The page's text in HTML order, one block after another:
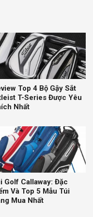
Top 4 Bộ Gậy Sắt
T-Series Được Yêu
Nhất
Golf Callaway: Đặc
Và Top 5 Mẫu Túi
Mua Nhất